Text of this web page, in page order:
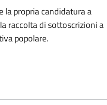
la propria candidatura a
raccolta di sottoscrizioni a
popolare.